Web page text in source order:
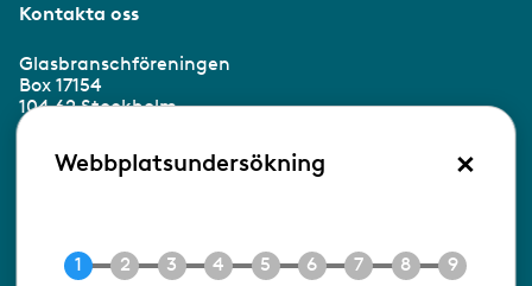
Kontakta oss
Glasbranschföreningen
Box 17154
104 62 Stockholm
Besöksadress:
Ringvägen 100
E-post info@gbf.se
Webbplatsundersökning ×